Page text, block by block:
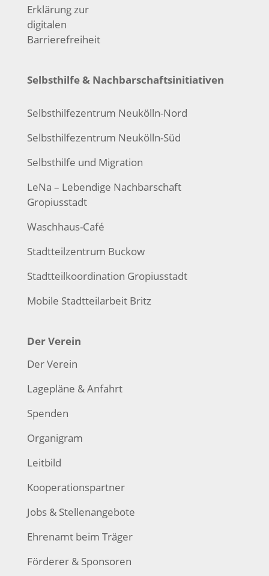
Erklärung zur
digitalen
Barrierefreiheit
Selbsthilfe & Nachbarschaftsinitiativen
Selbsthilfezentrum Neukölln-Nord
Selbsthilfezentrum Neukölln-Süd
Selbsthilfe und Migration
LeNa – Lebendige Nachbarschaft
Gropiusstadt
Waschhaus-Café
Stadtteilzentrum Buckow
Stadtteilkoordination Gropiusstadt
Mobile Stadtteilarbeit Britz
Der Verein
Der Verein
Lagepläne & Anfahrt
Spenden
Organigram
Leitbild
Kooperationspartner
Jobs & Stellenangebote
Ehrenamt beim Träger
Förderer & Sponsoren